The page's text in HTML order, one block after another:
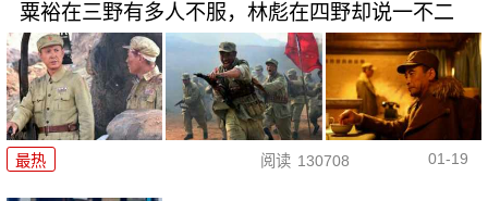
粟裕在三野有多人不服，林彪在四野却说一不二
最热 阅读 130708 01-19